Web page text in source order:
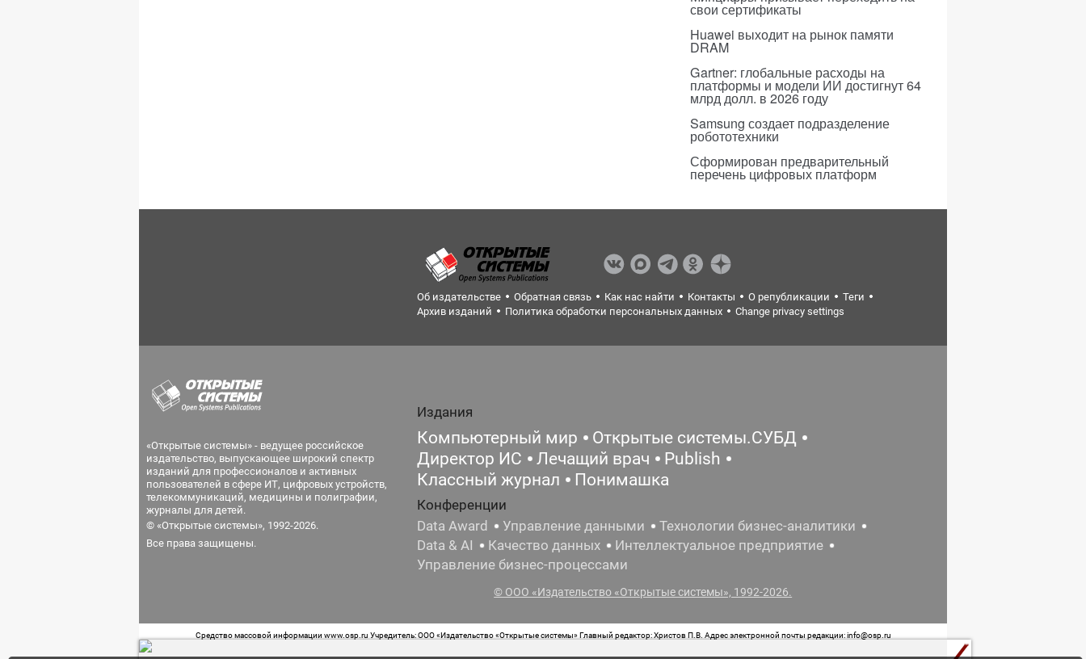
свои сертификаты
Huawei выходит на рынок памяти
DRAM
Gartner: глобальные расходы на
платформы и модели ИИ достигнут 64
млрд долл. в 2026 году
Samsung создает подразделение
робототехники
Сформирован предварительный
перечень цифровых платформ
Об издательстве Обратная связь Как нас найти Контакты О републикации
Теги
Архив изданий
Политика обработки персональных данных Change privacy settings
«Открытые системы» - ведущее российское
издательство, выпускающее широкий спектр
изданий для профессионалов и активных
пользователей в сфере ИТ, цифровых устройств,
телекоммуникаций, медицины и полиграфии,
журналы для детей.
© «Открытые системы», 1992-2026.
Все права защищены.
Издания
Компьютерный мир
Открытые системы.СУБД
Директор ИС
Лечащий врач
Publish
Классный журнал
Понимашка
Конференции
Data Award
Управление данными
Технологии бизнес-аналитики
Data & AI
Качество данных
Интеллектуальное предприятие
Управление бизнес-процессами
© ООО «Издательство «Открытые системы», 1992-2026.
Средство массовой информации www.osp.ru Учредитель: ООО «Издательство «Открытые системы» Главный редактор: Христов П.В. Адрес электронной почты редакции: info@osp.ru